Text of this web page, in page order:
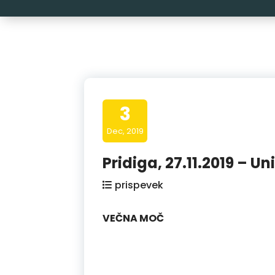
3
Dec, 2019
Pridiga, 27.11.2019 –
prispevek
VEČNA MOČ